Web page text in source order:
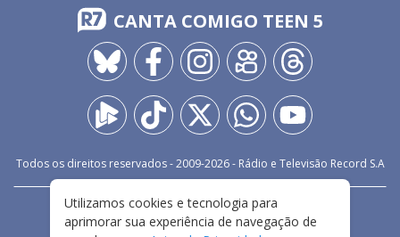
CANTA COMIGO TEEN 5
Todos os direitos reservados - 2009-2026- Rádio e Televisão Record S.A
FALE CONOSCO
PRIVACIDADE
Utilizamos cookies e tecnologia para
aprimorar sua experiência de navegação de